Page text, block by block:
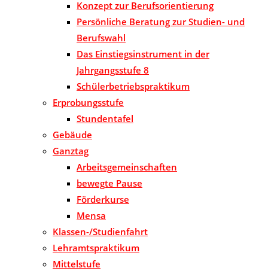
Konzept zur Berufsorientierung
Persönliche Beratung zur Studien- und
Berufswahl
Das Einstiegsinstrument in der
Jahrgangsstufe 8
Schülerbetriebspraktikum
Erprobungsstufe
Stundentafel
Gebäude
Ganztag
Arbeitsgemeinschaften
bewegte Pause
Förderkurse
Mensa
Klassen-/Studienfahrt
Lehramtspraktikum
Mittelstufe